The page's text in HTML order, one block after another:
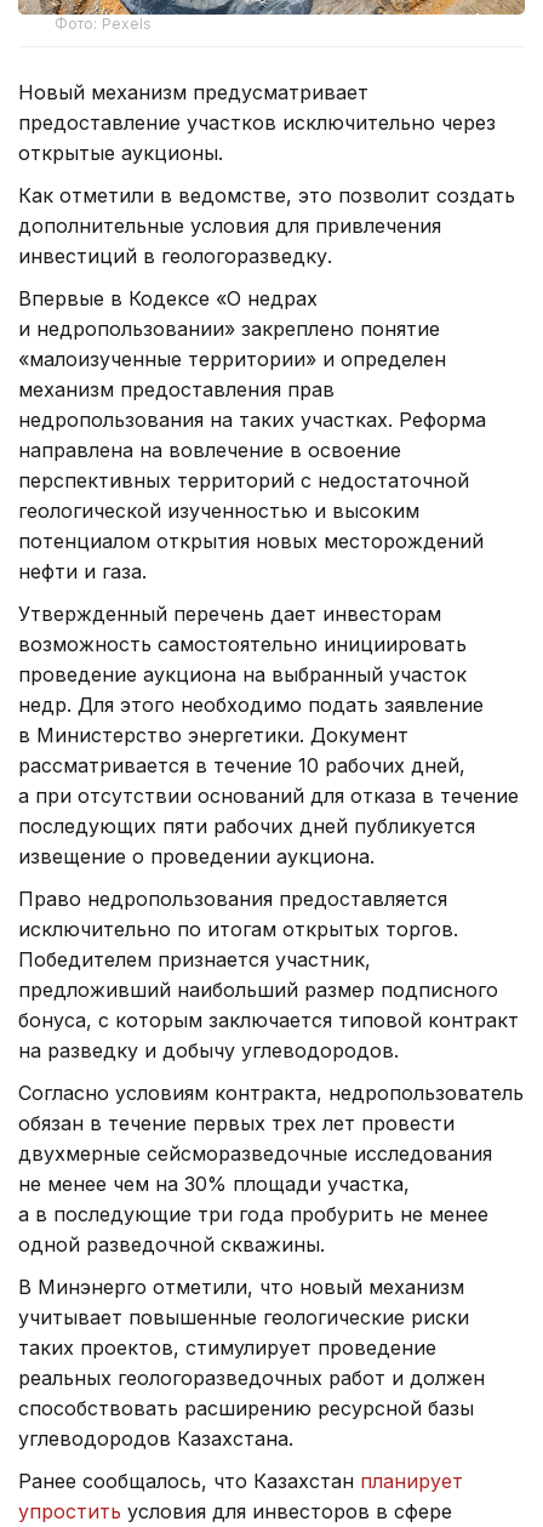
Фото: Pexels
Новый механизм предусматривает
предоставление участков исключительно через
открытые аукционы.
Как отметили в ведомстве, это позволит создать
дополнительные условия для привлечения
инвестиций в геологоразведку.
Впервые в Кодексе «О недрах
и недропользовании» закреплено понятие
«малоизученные территории» и определен
механизм предоставления прав
недропользования на таких участках. Реформа
направлена на вовлечение в освоение
перспективных территорий с недостаточной
геологической изученностью и высоким
потенциалом открытия новых месторождений
нефти и газа.
Утвержденный перечень дает инвесторам
возможность самостоятельно инициировать
проведение аукциона на выбранный участок
недр. Для этого необходимо подать заявление
в Министерство энергетики. Документ
рассматривается в течение 10 рабочих дней,
а при отсутствии оснований для отказа в течение
последующих пяти рабочих дней публикуется
извещение о проведении аукциона.
Право недропользования предоставляется
исключительно по итогам открытых торгов.
Победителем признается участник,
предложивший наибольший размер подписного
бонуса, с которым заключается типовой контракт
на разведку и добычу углеводородов.
Согласно условиям контракта, недропользователь
обязан в течение первых трех лет провести
двухмерные сейсморазведочные исследования
не менее чем на 30% площади участка,
а в последующие три года пробурить не менее
одной разведочной скважины.
В Минэнерго отметили, что новый механизм
учитывает повышенные геологические риски
таких проектов, стимулирует проведение
реальных геологоразведочных работ и должен
способствовать расширению ресурсной базы
углеводородов Казахстана.
Ранее сообщалось, что Казахстан планирует
упростить условия для инвесторов в сфере